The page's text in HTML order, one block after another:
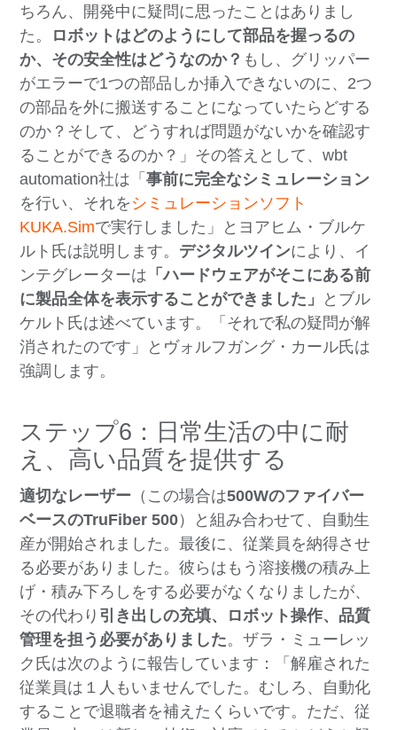
ちろん、開発中に疑問に思ったことはありまし
た。
ロボットはどのようにして部品を握っるの
か、その安全性はどうなのか？ もし、グリッパー
がエラーで1つの部品しか挿入できないのに、2つ
の部品を外に搬送することになっていたらどする
のか？そして、どうすれば問題がないかを確認す
ることができるのか？」その答えとして、wbt
automation社は「事前に完全なシミュレーション
を行い、それを シミュレーションソフト
KUKA.Simで実行しました」とヨアヒム・ブルケ
ルト氏は説明します。 デジタルツインにより、イ
ンテグレーターは 「ハードウェアがそこにある前
に製品全体を表示することができました」
とブル
ケルト氏は述べています。「それで私の疑問が解
消されたのです」とヴォルフガング・カール氏は
強調します。
ステップ6：日常生活の中に耐
え、高い品質を提供する
適切なレーザー （この場合は500Wのファイバー
ベースのTruFiber 500）と組み合わせて、自動生
産が開始されました。最後に、従業員を納得させ
る必要がありました。彼らはもう溶接機の積み上
げ・積み下ろしをする必要がなくなりましたが、
その代わり 引き出しの充填、ロボット操作、品質
管理を担う必要がありました。ザラ・ミューレッ
ク氏は次のように報告しています：「解雇された
従業員は１人もいませんでした。むしろ、自動化
することで退職者を補えたくらいです。ただ、従